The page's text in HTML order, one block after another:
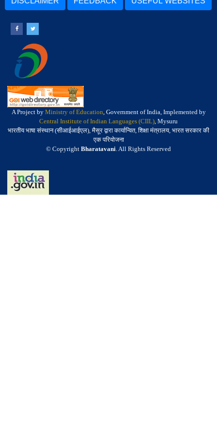
A Project by Ministry of Education, Government of India, Implemented by
Central Institute of Indian Languages (CIIL), Mysuru
भारतीय भाषा संस्थान (सीआईआईएल), मैसूर द्वारा कार्यान्वित, शिक्षा मंत्रालय, भारत सरकार की
एक परियोजना
© Copyright Bharatavani. All Rights Reserved